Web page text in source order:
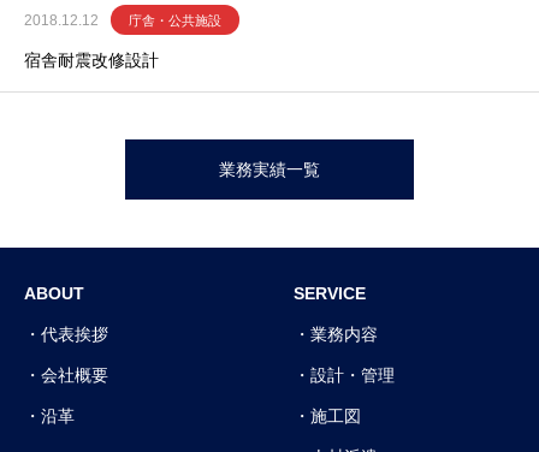
2018.12.12 庁舎・公共施設
宿舎耐震改修設計
業務実績一覧
ABOUT
代表挨拶
会社概要
沿革
SERVICE
業務内容
設計・管理
施工図